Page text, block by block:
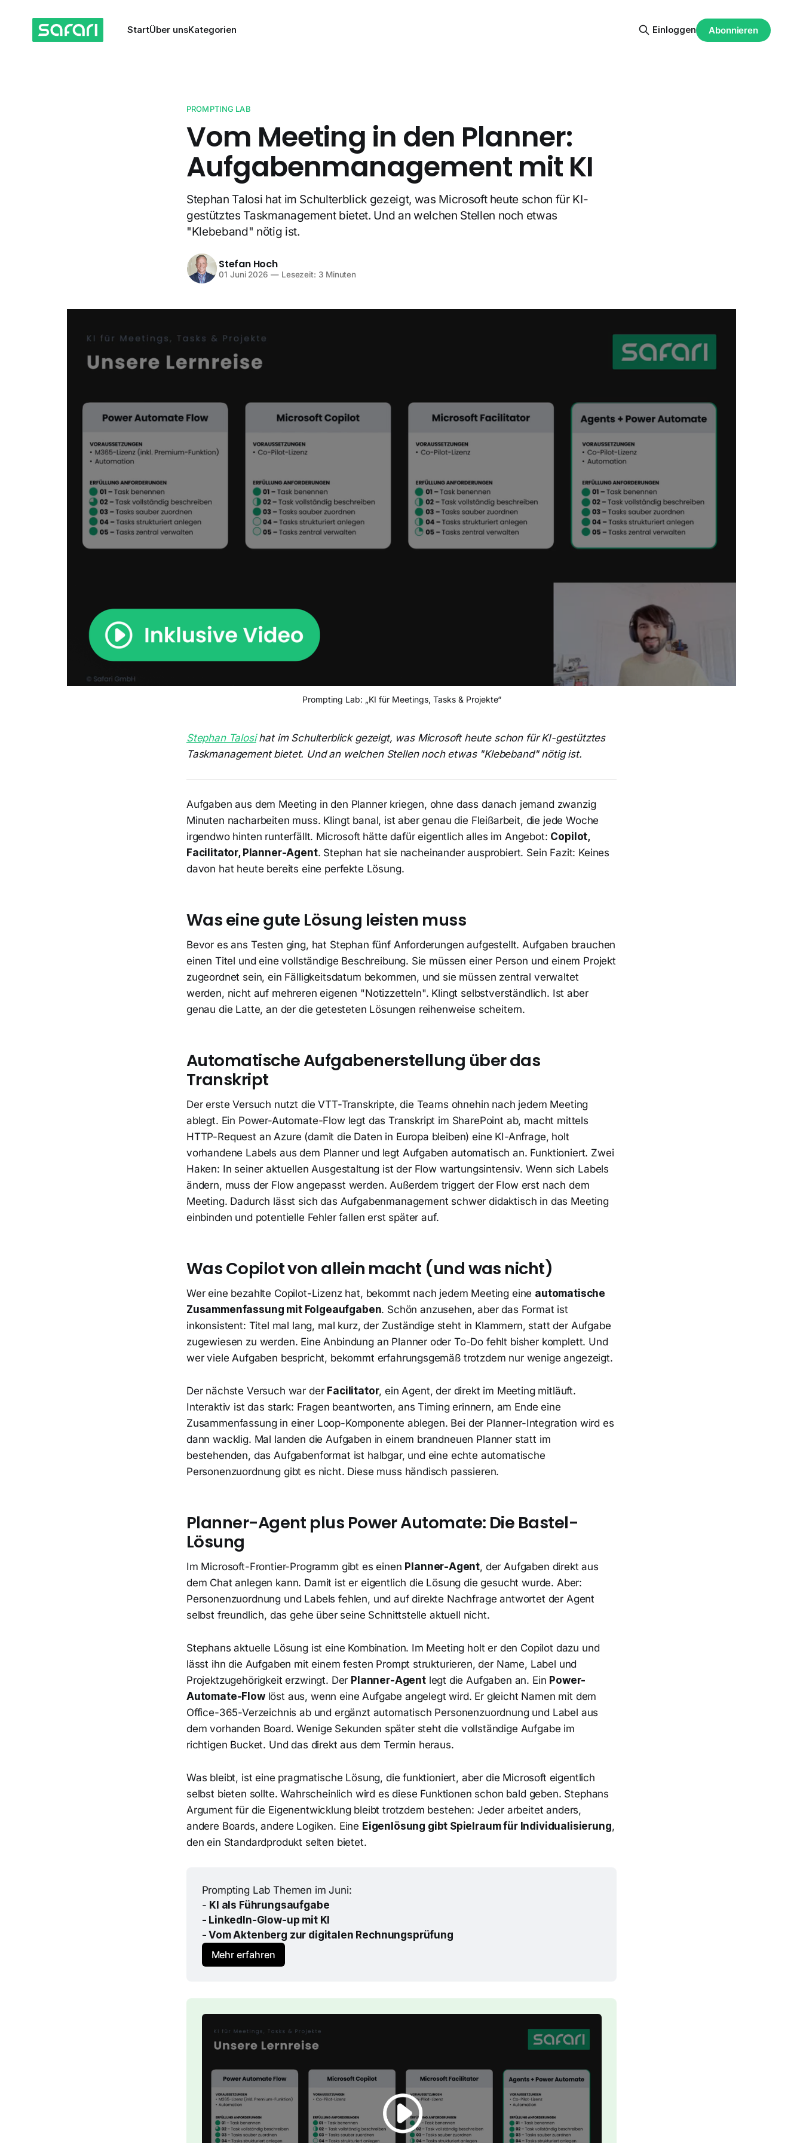
StartÜber unsKategorien Einloggen Abonnieren
PROMPTING LAB
Vom Meeting in den Planner:
Aufgabenmanagement mit KI
Stephan Talosi hat im Schulterblick gezeigt, was Microsoft heute schon für KI-
gestütztes Taskmanagement bietet. Und an welchen Stellen noch etwas
"Klebeband" nötig ist.
Stefan Hoch
01 Juni 2026 —Lesezeit: 3 Minuten
Prompting Lab: „KI für Meetings, Tasks & Projekte“
Stephan Talosihat im Schulterblick gezeigt, was Microsoft heute schon für KI-gestütztes
Taskmanagement bietet. Und an welchen Stellen noch etwas "Klebeband" nötig ist.
Aufgaben aus dem Meeting in den Planner kriegen, ohne dass danach jemand zwanzig
Minuten nacharbeiten muss. Klingt banal, ist aber genau die Fleißarbeit, die jede Woche
irgendwo hinten runterfällt. Microsoft hätte dafür eigentlich alles im Angebot: Copilot,
Facilitator, Planner-Agent. Stephan hat sie nacheinander ausprobiert. Sein Fazit: Keines
davon hat heute bereits eine perfekte Lösung.
Was eine gute Lösung leisten muss
Bevor es ans Testen ging, hat Stephan fünf Anforderungen aufgestellt. Aufgaben brauchen
einen Titel und eine vollständige Beschreibung. Sie müssen einer Person und einem Projekt
zugeordnet sein, ein Fälligkeitsdatum bekommen, und sie müssen zentral verwaltet
werden, nicht auf mehreren eigenen "Notizzetteln". Klingt selbstverständlich. Ist aber
genau die Latte, an der die getesteten Lösungen reihenweise scheitern.
Automatische Aufgabenerstellung über das
Transkript
Der erste Versuch nutzt die VTT-Transkripte, die Teams ohnehin nach jedem Meeting
ablegt. Ein Power-Automate-Flow legt das Transkript im SharePoint ab, macht mittels
HTTP-Request an Azure (damit die Daten in Europa bleiben) eine KI-Anfrage, holt
vorhandene Labels aus dem Planner und legt Aufgaben automatisch an. Funktioniert. Zwei
Haken: In seiner aktuellen Ausgestaltung ist der Flow wartungsintensiv. Wenn sich Labels
ändern, muss der Flow angepasst werden. Außerdem triggert der Flow erst nach dem
Meeting. Dadurch lässt sich das Aufgabenmanagement schwer didaktisch in das Meeting
einbinden und potentielle Fehler fallen erst später auf.
Was Copilot von allein macht (und was nicht)
Wer eine bezahlte Copilot-Lizenz hat, bekommt nach jedem Meeting eine automatische
Zusammenfassung mit Folgeaufgaben. Schön anzusehen, aber das Format ist
inkonsistent: Titel mal lang, mal kurz, der Zuständige steht in Klammern, statt der Aufgabe
zugewiesen zu werden. Eine Anbindung an Planner oder To-Do fehlt bisher komplett. Und
wer viele Aufgaben bespricht, bekommt erfahrungsgemäß trotzdem nur wenige angezeigt.
Der nächste Versuch war der Facilitator, ein Agent, der direkt im Meeting mitläuft.
Interaktiv ist das stark: Fragen beantworten, ans Timing erinnern, am Ende eine
Zusammenfassung in einer Loop-Komponente ablegen. Bei der Planner-Integration wird es
dann wacklig. Mal landen die Aufgaben in einem brandneuen Planner statt im
bestehenden, das Aufgabenformat ist halbgar, und eine echte automatische
Personenzuordnung gibt es nicht. Diese muss händisch passieren.
Planner-Agent plus Power Automate: Die Bastel-
Lösung
Im Microsoft-Frontier-Programm gibt es einen Planner-Agent, der Aufgaben direkt aus
dem Chat anlegen kann. Damit ist er eigentlich die Lösung die gesucht wurde. Aber:
Personenzuordnung und Labels fehlen, und auf direkte Nachfrage antwortet der Agent
selbst freundlich, das gehe über seine Schnittstelle aktuell nicht.
Stephans aktuelle Lösung ist eine Kombination. Im Meeting holt er den Copilot dazu und
lässt ihn die Aufgaben mit einem festen Prompt strukturieren, der Name, Label und
Projektzugehörigkeit erzwingt. Der Planner-Agentlegt die Aufgaben an. Ein Power-
Automate-Flowlöst aus, wenn eine Aufgabe angelegt wird. Er gleicht Namen mit dem
Office-365-Verzeichnis ab und ergänzt automatisch Personenzuordnung und Label aus
dem vorhanden Board. Wenige Sekunden später steht die vollständige Aufgabe im
richtigen Bucket. Und das direkt aus dem Termin heraus.
Was bleibt, ist eine pragmatische Lösung, die funktioniert, aber die Microsoft eigentlich
selbst bieten sollte. Wahrscheinlich wird es diese Funktionen schon bald geben. Stephans
Argument für die Eigenentwicklung bleibt trotzdem bestehen: Jeder arbeitet anders,
andere Boards, andere Logiken. Eine Eigenlösung gibt Spielraum für Individualisierung,
den ein Standardprodukt selten bietet.
Prompting Lab Themen im Juni:
- KI als Führungsaufgabe
- LinkedIn-Glow-up mit KI
- Vom Aktenberg zur digitalen Rechnungsprüfung
Mehr erfahren